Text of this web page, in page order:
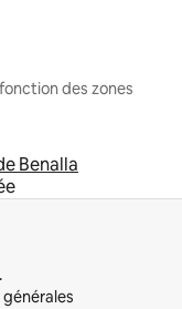
des zones
Benalla